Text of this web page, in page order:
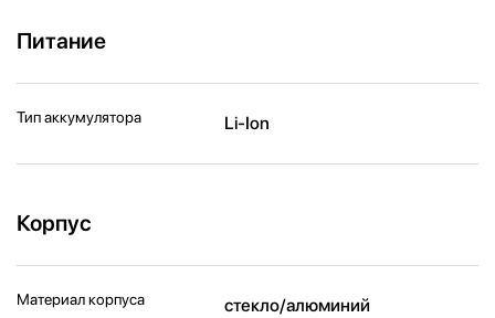
Питание
Тип аккумулятора Li-Ion
Корпус
Материал корпуса стекло/алюминий